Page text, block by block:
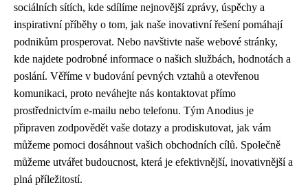
sociálních sítích, kde sdílíme nejnovější zprávy, úspěchy a
inspirativní příběhy o tom, jak naše inovativní řešení pomáhají
podnikům prosperovat. Nebo navštivte naše webové stránky,
kde najdete podrobné informace o našich službách, hodnotách a
poslání. Věříme v budování pevných vztahů a otevřenou
komunikaci, proto neváhejte nás kontaktovat přímo
prostřednictvím e-mailu nebo telefonu. Tým Anodius je
připraven zodpovědět vaše dotazy a prodiskutovat, jak vám
můžeme pomoci dosáhnout vašich obchodních cílů. Společně
můžeme utvářet budoucnost, která je efektivnější, inovativnější a
plná příležitostí.